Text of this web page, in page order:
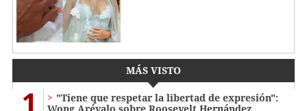
MÁS VISTO
1
"Tiene que respetar la libertad de expresión":
Wong Arévalo sobre Roosevelt Hernández